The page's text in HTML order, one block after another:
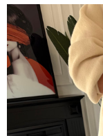
Whatsapp İle